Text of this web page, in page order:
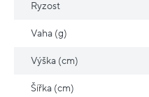
Ryzost
Vaha (g)
Výška (cm)
Šířka (cm)